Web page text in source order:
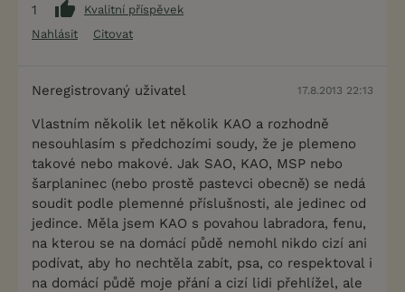
1
Kvalitní příspěvek
Nahlásit
Citovat
Neregistrovaný uživatel 17.8.2013 22:13
Vlastním několik let několik KAO a rozhodně
nesouhlasím s předchozími soudy, že je plemeno
takové nebo makové. Jak SAO, KAO, MSP nebo
šarplaninec (nebo prostě pastevci obecně) se nedá
soudit podle plemenné příslušnosti, ale jedinec od
jedince. Měla jsem KAO s povahou labradora, fenu,
na kterou se na domácí půdě nemohl nikdo cizí ani
podívat, aby ho nechtěla zabít, psa, co respektoval i
na domácí půdě moje přání a cizí lidi přehlížel, ale